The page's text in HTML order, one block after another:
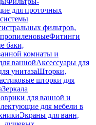
для проточных
фильтров,
Фитинги
баки,
комнаты и
ваннойАксессуары для
унитазаШторки,
шторки для
Зеркала
для ванной и
для мебели в
Экраны для ванн,